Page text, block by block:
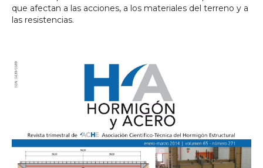
que afectan a las acciones, a los materiales del terreno y a
las resistencias.